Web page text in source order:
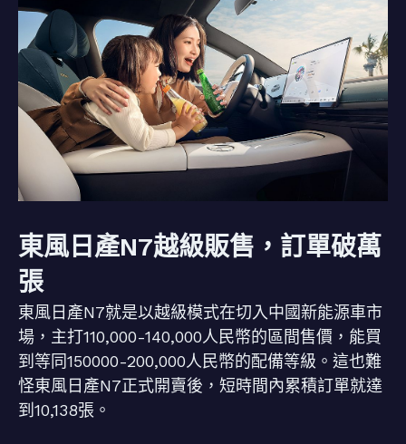
東風日產N7越級販售，訂單破萬
張
東風日產N7就是以越級模式在切入中國新能源車市
場，主打110,000-140,000人民幣的區間售價，能買
到等同150000-200,000人民幣的配備等級。這也難
怪東風日產N7正式開賣後，短時間內累積訂單就達
到10,138張。